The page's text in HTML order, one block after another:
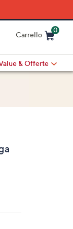
Carrello
0
& Offerte